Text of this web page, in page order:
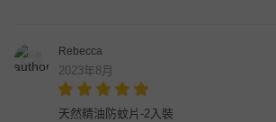
Rebecca
2023年8月
天然精油防蚊片-2入裝